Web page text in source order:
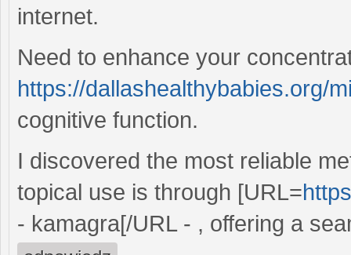
internet.
Need to enhance your
https://dallashealthybabies.org/
cognitive function.
I discovered the most reliable
topical use is through [URL=
- kamagra[/URL - , offering a